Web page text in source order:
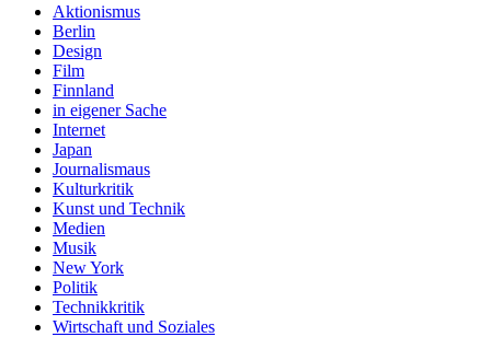
Aktionismus
Berlin
Design
Film
Finnland
in eigener Sache
Internet
Japan
Journalismaus
Kulturkritik
Kunst und Technik
Medien
Musik
New York
Politik
Technikkritik
Wirtschaft und Soziales